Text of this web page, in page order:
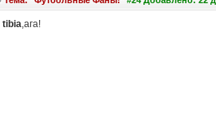
tibia,ага!